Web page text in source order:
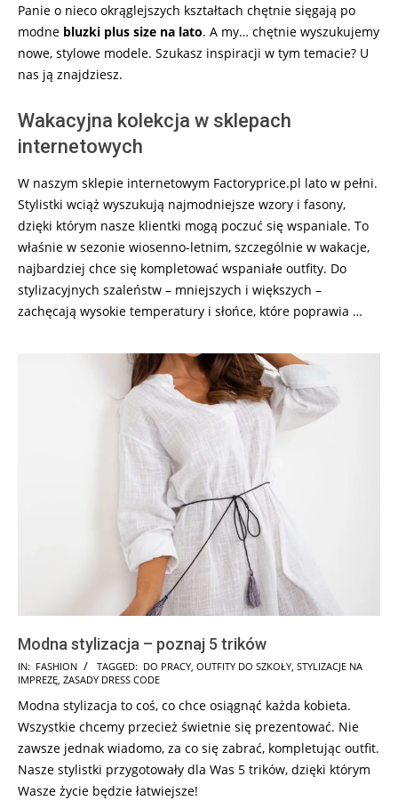
28
Panie o nieco okrąglejszych kształtach chętnie sięgają po
modne bluzki plus size na lato. A my… chętnie wyszukujemy
nowe, stylowe modele. Szukasz inspiracji w tym temacie? U
nas ją znajdziesz.
Wakacyjna kolekcja w sklepach
internetowych
W naszym sklepie internetowym Factoryprice.pl lato w pełni.
Stylistki wciąż wyszukują najmodniejsze wzory i fasony,
dzięki którym nasze klientki mogą poczuć się wspaniale. To
właśnie w sezonie wiosenno-letnim, szczególnie w wakacje,
najbardziej chce się kompletować wspaniałe outfity. Do
stylizacyjnych szaleństw – mniejszych i większych –
zachęcają wysokie temperatury i słońce, które poprawia …
Modna stylizacja – poznaj 5 trików
2025-
07-
26
IN: FASHION TAGGED: DO PRACY, OUTFITY DO SZKOŁY, STYLIZACJE NA
IMPREZĘ, ZASADY DRESS CODE
Modna stylizacja to coś, co chce osiągnąć każda kobieta.
Wszystkie chcemy przecież świetnie się prezentować. Nie
zawsze jednak wiadomo, za co się zabrać, kompletując outfit.
Nasze stylistki przygotowały dla Was 5 trików, dzięki którym
Wasze życie będzie łatwiejsze!